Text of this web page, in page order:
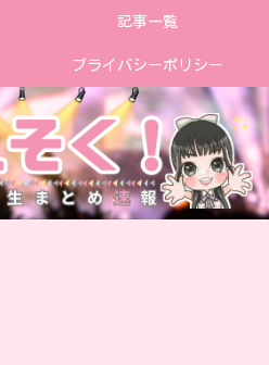
記事一覧
プライバシーポリシー